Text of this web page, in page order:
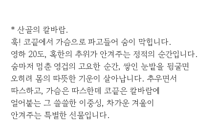
* 산골의 칼바람.
훅! 코끝에서 가슴으로 파고들어 숨이 막힙니다.
영하 20도, 혹한의 추위가 안겨주는 정적의 순간입니다.
숨마저 멈춘 영겁의 고요한 순간, 쌓인 눈밭을 뒹굴면
오히려 몸의 따뜻한 기운이 살아납니다. 추우면서
따스하고, 가슴은 따스한데 코끝은 칼바람에
얼어붙는 그 쓸쓸한 이중성, 차가운 겨울이
안겨주는 특별한 선물입니다.